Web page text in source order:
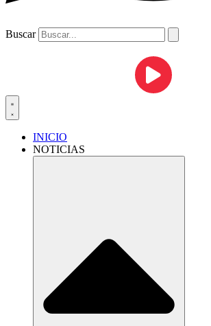
Buscar
INICIO
NOTICIAS